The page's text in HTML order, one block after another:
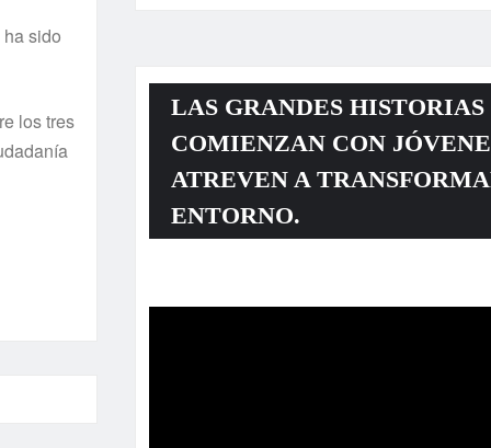
sido
los tres
LAS GRANDES HISTORIAS
COMIENZAN CON
ATREVEN A
ENTORNO.